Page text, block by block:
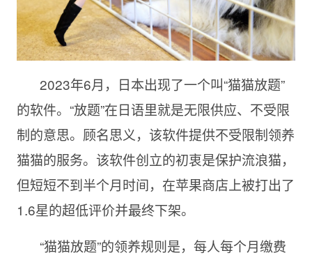
2023年6月，日本出现了一个叫“猫猫放题”
的软件。“放题”在日语里就是无限供应、不受限
制的意思。顾名思义，该软件提供不受限制领养
猫猫的服务。该软件创立的初衷是保护流浪猫，
但短短不到半个月时间，在苹果商店上被打出了
1.6星的超低评价并最终下架。
“猫猫放题”的领养规则是，每人每个月缴费